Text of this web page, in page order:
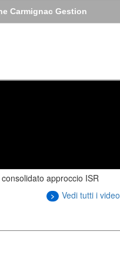
Carmignac Gestion
approccio ISR
> Vedi tutti i video